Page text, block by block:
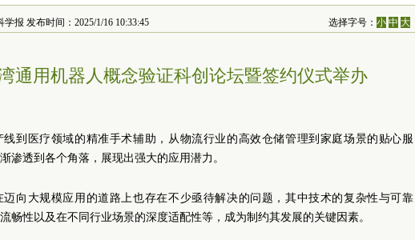
报 发布时间：2025/1/16 10:33:45 选择字号：小 中 大
通用机器人概念验证科创论坛暨签约仪式举办
线到医疗领域的精准手术辅助，从物流行业的高效仓储管理到家庭场景的贴心服
渗透到各个角落，展现出强大的应用潜力。
迈向大规模应用的道路上也存在不少亟待解决的问题，其中技术的复杂性与可靠
畅性以及在不同行业场景的深度适配性等，成为制约其发展的关键因素。